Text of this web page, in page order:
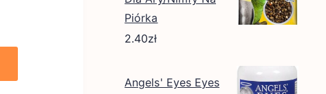
Piórka
2.40zł
Angels' Eyes Eyes